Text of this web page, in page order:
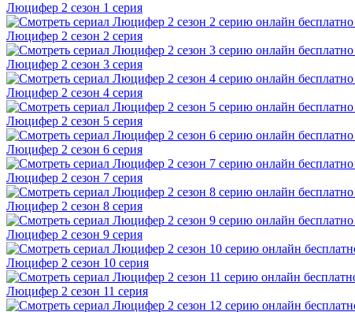
Люцифер 2 cезон 1 cерия
Люцифер 2 cезон 2 cерия
Люцифер 2 cезон 3 cерия
Люцифер 2 cезон 4 cерия
Люцифер 2 cезон 5 cерия
Люцифер 2 cезон 6 cерия
Люцифер 2 cезон 7 cерия
Люцифер 2 cезон 8 cерия
Люцифер 2 cезон 9 cерия
Люцифер 2 cезон 10 cерия
Люцифер 2 cезон 11 cерия